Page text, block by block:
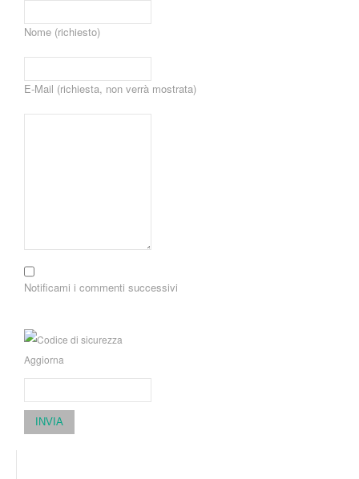
Nome (richiesto)
E-Mail (richiesta, non verrà mostrata)
Notificami i commenti successivi
Aggiorna
INVIA